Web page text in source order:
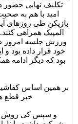
تکلیف نهایی حضور
امید با هم به
بازیکن طی روزهای
المپیک همراهی کنند.
ورزش جلسه امروز
خود قرار داده بود
بود که دیگر ادامه
بر همین اساس
خبر قطع
و سپس کی روش